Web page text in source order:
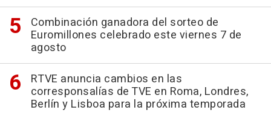
Combinación ganadora del sorteo de
Euromillones celebrado este viernes 7 de
agosto
RTVE anuncia cambios en las
corresponsalías de TVE en Roma, Londres,
Berlín y Lisboa para la próxima temporada